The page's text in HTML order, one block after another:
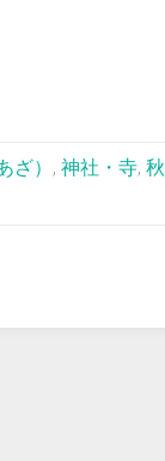
ざ） , 神社・寺, 秋